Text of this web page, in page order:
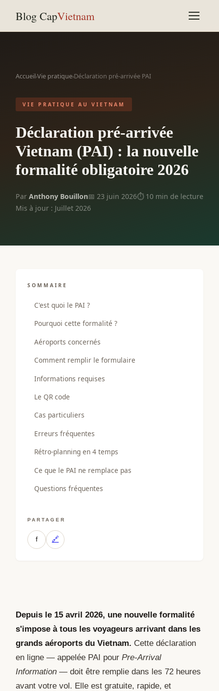
Blog CapVietnam
Accueil›Vie pratique›Déclaration pré-arrivée PAI
VIE PRATIQUE AU VIETNAM
Déclaration pré-arrivée
Vietnam (PAI) : la nouvelle
formalité obligatoire 2026
Par Anthony Bouillon📅 23 juin 2026⏱ 10 min de lecture
Mis à jour : Juillet 2026
SOMMAIRE
C'est quoi le PAI ?
Pourquoi cette formalité ?
Aéroports concernés
Comment remplir le formulaire
Informations requises
Le QR code
Cas particuliers
Erreurs fréquentes
Rétro-planning en 4 temps
Ce que le PAI ne remplace pas
Questions fréquentes
PARTAGER
f 🔗
Depuis le 15 avril 2026, une nouvelle formalité
s'impose à tous les voyageurs arrivant dans les
grands aéroports du Vietnam. Cette déclaration
en ligne — appelée PAI pour Pre-Arrival
Information — doit être remplie dans les 72 heures
avant votre vol. Elle est gratuite, rapide, et